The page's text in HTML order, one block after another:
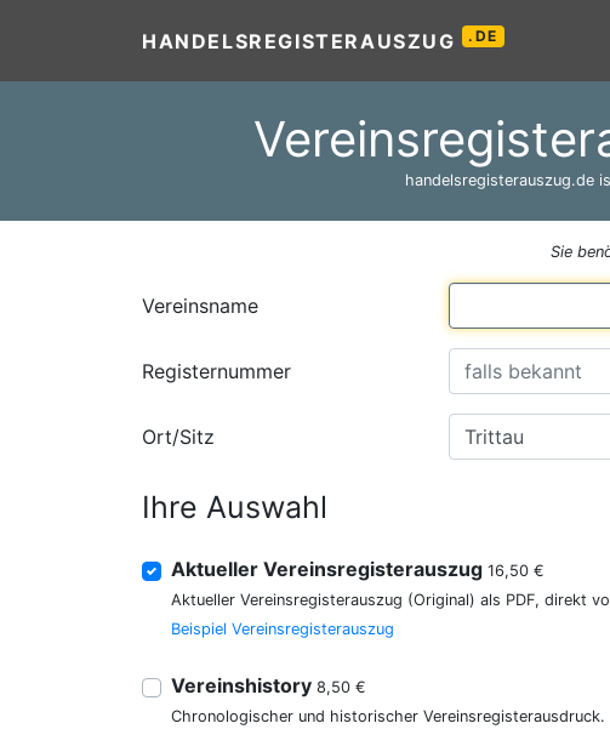
HANDELSREGISTERAUSZUG .DE
handelsregisterauszug.de
Sie
Vereinsname
Registernummer
Ort/Sitz
Ihre Auswahl
Aktueller Vereinsregisterauszug 16,50 €
Aktueller Vereinsregisterauszug (Original) als PDF, direkt
Beispiel Vereinsregisterauszug
Vereinshistory 8,50 €
Chronologischer und historischer Vereinsregisterausdruck.